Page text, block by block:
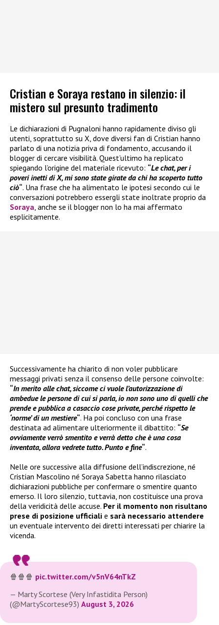
Cristian e Soraya restano in silenzio: il
mistero sul presunto tradimento
Le dichiarazioni di Pugnaloni hanno rapidamente diviso gli
utenti, soprattutto su X, dove diversi fan di Cristian hanno
parlato di una notizia priva di fondamento, accusando il
blogger di cercare visibilità. Quest’ultimo ha replicato
spiegando l’origine del materiale ricevuto: “Le chat, per i
poveri inetti di X, mi sono state girate da chi ha scoperto tutto
ciò“. Una frase che ha alimentato le ipotesi secondo cui le
conversazioni potrebbero essergli state inoltrate proprio da
Soraya , anche se il blogger non lo ha mai affermato
esplicitamente.
Successivamente ha chiarito di non voler pubblicare
messaggi privati senza il consenso delle persone coinvolte:
“In merito alle chat, siccome ci vuole l’autorizzazione di
ambedue le persone di cui si parla, io non sono uno di quelli che
prende e pubblica a casaccio cose private, perché rispetto le
‘norme’ di un mestiere“. Ha poi concluso con una frase
destinata ad alimentare ulteriormente il dibattito: “Se
ovviamente verrò smentito e verrà detto che è una cosa
inventata, allora vedrete tutto. Punto e fine“.
Nelle ore successive alla diffusione dell’indiscrezione, né
Cristian Mascolino né Soraya Sabetta hanno rilasciato
dichiarazioni pubbliche per confermare o smentire quanto
emerso. Il loro silenzio, tuttavia, non costituisce una prova
della veridicità delle accuse. Per il momento non risultano
prese di posizione ufficiali e sarà necessario attendere
un eventuale intervento dei diretti interessati per chiarire la
vicenda.
🍿🍿🍿 pic.twitter.com/v5nV64nTkZ
— Marty Scortese (Very Infastidita Person)
(@MartyScortese93) August 3, 2026